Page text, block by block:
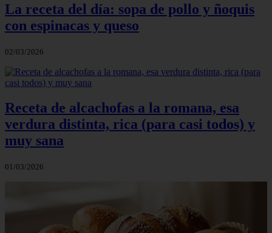
La receta del día: sopa de pollo y ñoquis
con espinacas y queso
02/03/2026
Receta de alcachofas a la romana, esa
verdura distinta, rica (para casi todos) y
muy sana
01/03/2026